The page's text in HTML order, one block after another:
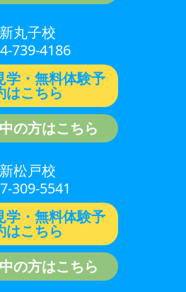
新丸子校
739-4186
学・無料体験予
はこちら
の方はこちら
新松戸校
309-5541
学・無料体験予
はこちら
の方はこちら